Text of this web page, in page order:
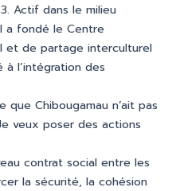
Actif dans le milieu
a fondé le Centre
et de partage interculturel
à l’intégration des
que Chibougamau n’ait pas
veux poser des actions
contrat social entre les
la sécurité, la cohésion